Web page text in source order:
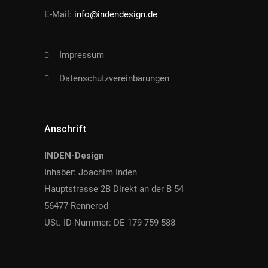
E-Mail: info@indendesign.de
Impressum
Datenschutzvereinbarungen
Anschrift
INDEN-Design
Inhaber: Joachim Inden
Hauptstrasse 2B Direkt an der B 54
56477 Rennerod
USt. ID-Nummer: DE 179 759 588